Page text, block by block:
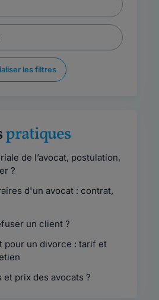
les filtres
pratiques
de l’avocat, postulation,
?
d'un avocat : contrat,
un client ?
pour un divorce : tarif et
prix des avocats ?